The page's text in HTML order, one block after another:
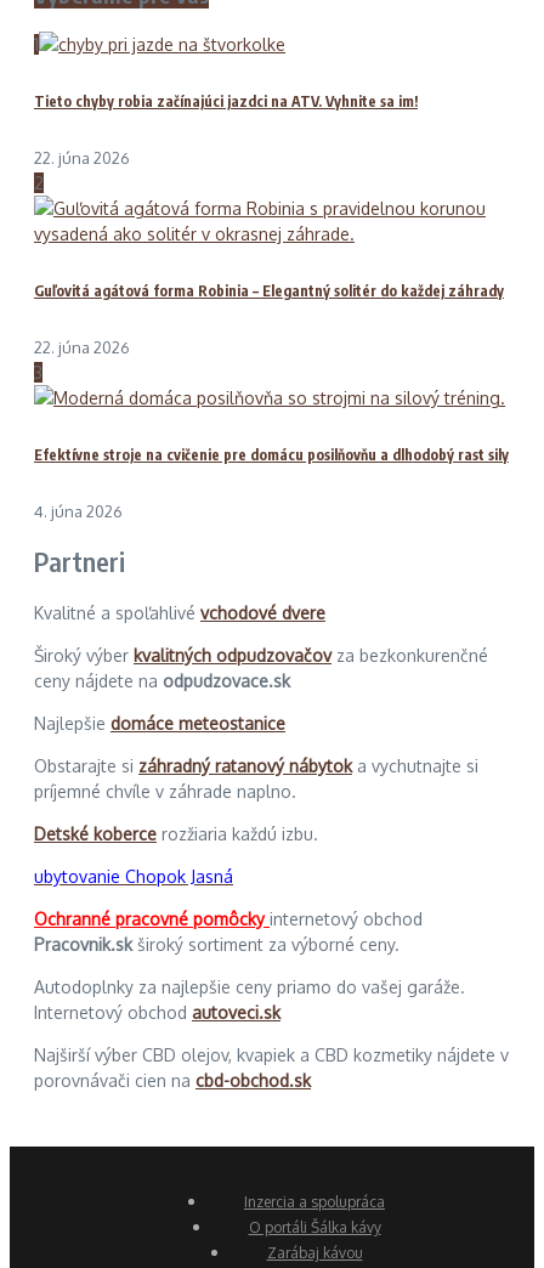
1
Tieto chyby robia začínajúci jazdci na ATV. Vyhnite sa im!
22. júna 2026
2
Guľovitá agátová forma Robinia – Elegantný solitér do každej záhrady
22. júna 2026
3
Efektívne stroje na cvičenie pre domácu posilňovňu a dlhodobý rast sily
4. júna 2026
Partneri
Kvalitné a spoľahlivé vchodové dvere
Široký výber kvalitných odpudzovačovza bezkonkurenčné
ceny nájdete na odpudzovace.sk
Najlepšie domáce meteostanice
Obstarajte si záhradný ratanový nábytoka vychutnajte si
príjemné chvíle v záhrade naplno.
Detské koberce rozžiaria každú izbu.
ubytovanie Chopok Jasná
Ochranné pracovné pomôckyinternetový obchod
Pracovnik.skširoký sortiment za výborné ceny.
Autodoplnky za najlepšie ceny priamo do vašej garáže.
Internetový obchod autoveci.sk
Najširší výber CBD olejov, kvapiek a CBD kozmetiky nájdete v
porovnávači cien na cbd-obchod.sk
Inzercia a spolupráca
O portáli Šálka kávy
Zarábaj kávou